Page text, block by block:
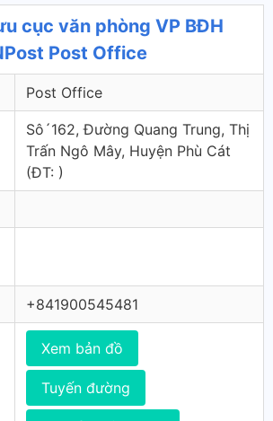
cục văn phòng VP BĐH
Post Office
Post Office
Sô´162, Đường Quang Trung, Thị
Trấn Ngô Mây, Huyện Phù Cát
(ÐT: )
+841900545481
Xem bản đồ
Tuyến đường